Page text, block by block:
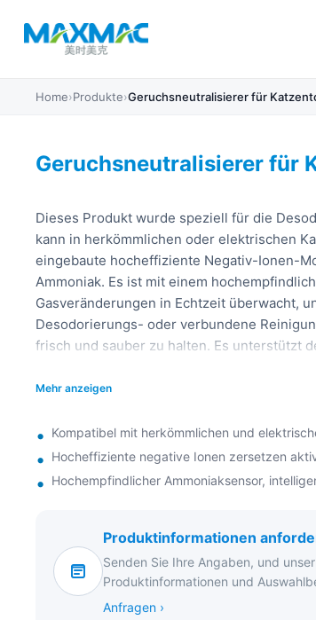
Home›Produkte›Geruchsneutralisierer für
Geruchsneutralisierer für
Dieses Produkt wurde speziell für die
kann in herkömmlichen oder elektrischen
eingebaute hocheffiziente Negativ-Ionen-
Ammoniak. Es ist mit einem
Gasveränderungen in Echtzeit überwacht,
Desodorierungs- oder verbundene
frisch und sauber zu halten. Es unterstützt
eine effizientere intelligente Verwaltung zu
Mehr anzeigen
Kompatibel mit herkömmlichen und
Hocheffiziente negative Ionen zersetzen
Hochempfindlicher Ammoniaksensor,
Produktinformationen
Senden Sie Ihre Angaben, und
Produktinformationen und
Anfragen ›